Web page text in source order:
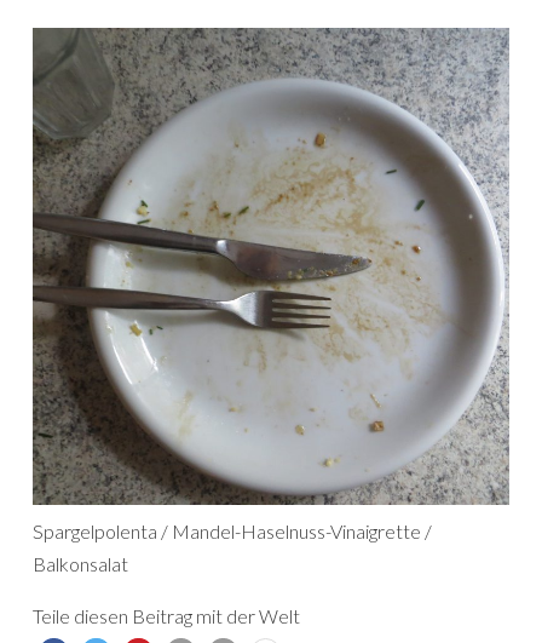
Spargelpolenta / Mandel-Haselnuss-Vinaigrette /
Balkonsalat
Teile diesen Beitrag mit der Welt